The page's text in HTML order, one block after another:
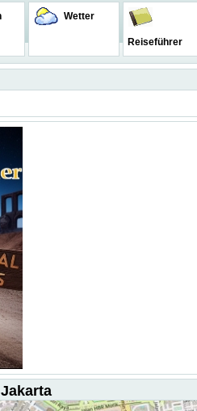
Wetter
Reiseführer